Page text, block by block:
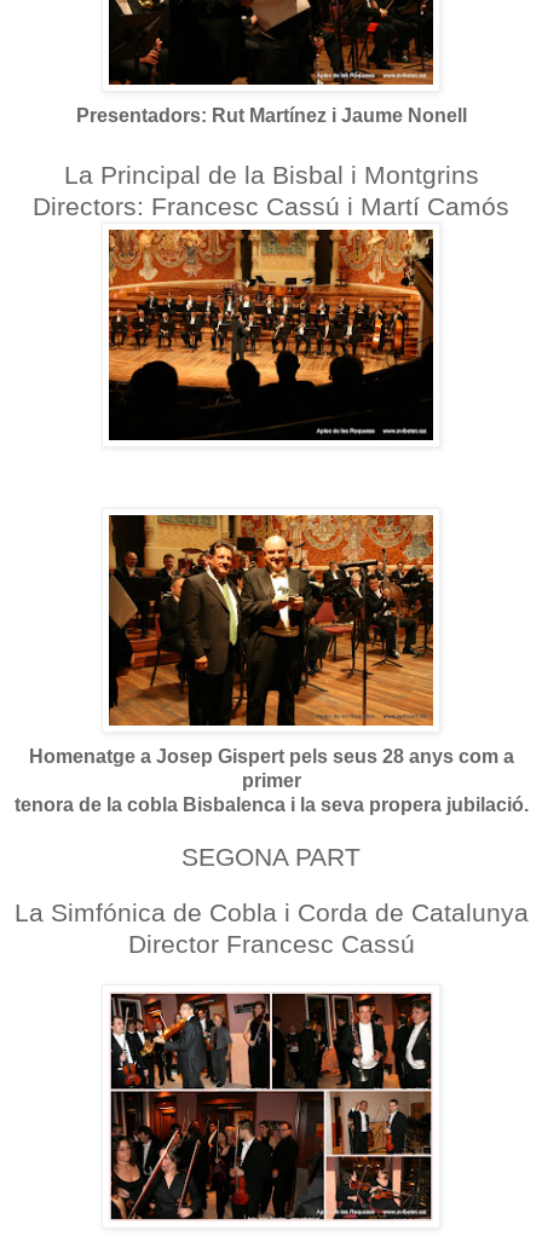
Presentadors: Rut Martínez i Jaume Nonell
La Principal de la Bisbal i Montgrins
Directors: Francesc Cassú i Martí Camós
Homenatge a Josep Gispert pels seus 28 anys com a
primer
tenora de la cobla Bisbalenca i la seva propera jubilació.
SEGONA PART
La Simfónica de Cobla i Corda de Catalunya
Director Francesc Cassú